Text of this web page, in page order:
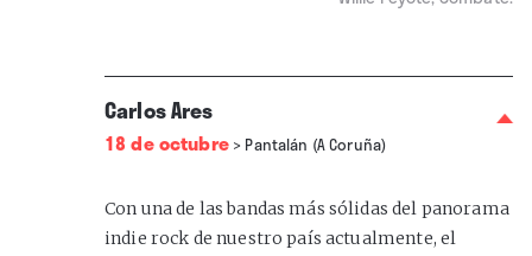
Carlos Ares
18 de octubre> Pantalán (A Coruña)
Con una de las bandas más sólidas del panorama
indie rock de nuestro país actualmente, el